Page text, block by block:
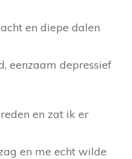
en diepe dalen
eenzaam depressief
en zat ik er
en me echt wilde